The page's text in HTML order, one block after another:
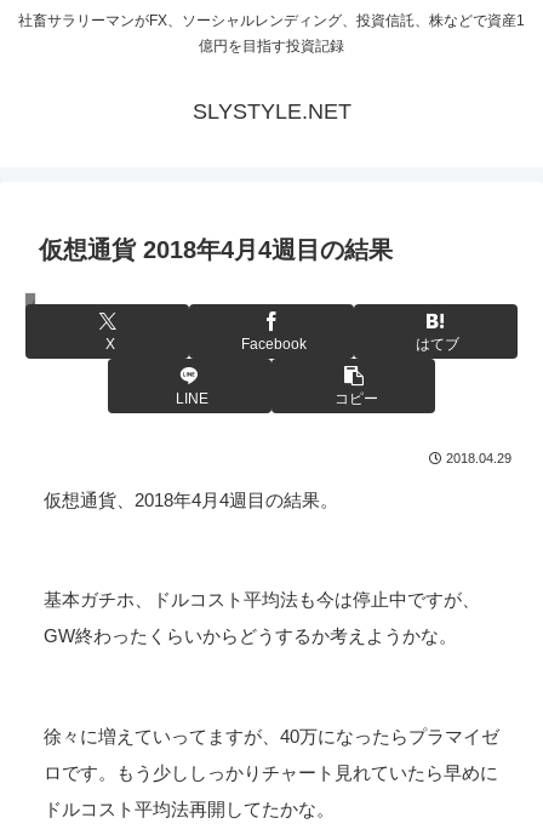
社畜サラリーマンがFX、ソーシャルレンディング、投資信託、株などで資産1
億円を目指す投資記録
SLYSTYLE.NET
仮想通貨 2018年4月4週目の結果
仮想通貨
X Facebook はてブ
LINE コピー
2018.04.29
仮想通貨、2018年4月4週目の結果。
基本ガチホ、ドルコスト平均法も今は停止中ですが、
GW終わったくらいからどうするか考えようかな。
徐々に増えていってますが、40万になったらプラマイゼ
ロです。もう少ししっかりチャート見れていたら早めに
ドルコスト平均法再開してたかな。